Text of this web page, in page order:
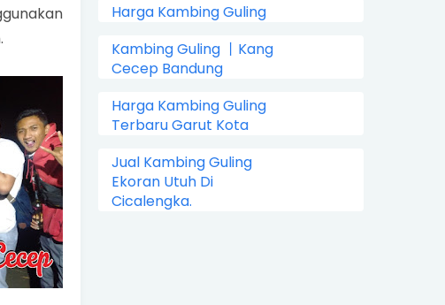
Harga Kambing Guling
Kambing Guling 丨Kang
Cecep Bandung
Harga Kambing Guling
Terbaru Garut Kota
Jual Kambing Guling
Ekoran Utuh Di
Cicalengka.